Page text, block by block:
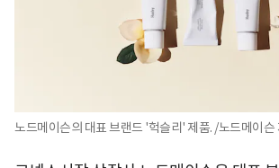
노드메이슨의 대표 브랜드 '헉슬리' 제품. /노드메이슨